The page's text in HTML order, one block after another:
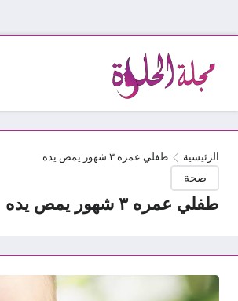
الرئيسية طفلي عمره ٣ شهور يمص يده
صحة
طفلي عمره ٣ شهور يمص يده